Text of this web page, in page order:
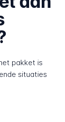
pakket is
situaties